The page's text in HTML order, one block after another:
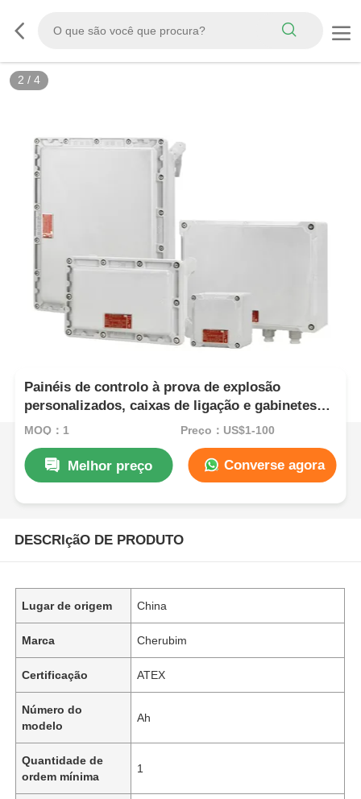
2 / 4
Painéis de controlo à prova de explosão
personalizados, caixas de ligação e gabinetes
eléctricos
MOQ：1 Preço：US$1-100
Melhor preço Converse agora
DESCRIçãO DE PRODUTO
Lugar de origem China
Marca Cherubim
Certificação ATEX
Número do
modelo
Ah
Quantidade de
ordem mínima
1